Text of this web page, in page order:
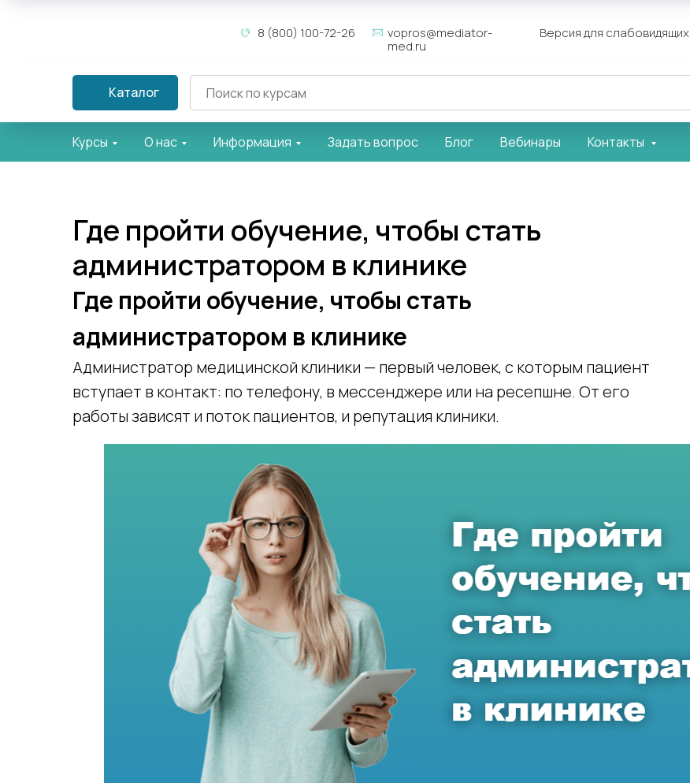
Версия для слабовидящих
8 (800) 100-72-26
vopros@mediator-
med.ru
Каталог
Курсы О нас Информация Задать вопрос Блог Вебинары Контакты
Где пройти обучение, чтобы стать
администратором в клинике
Где пройти обучение, чтобы стать
администратором в клинике
Администратор медицинской клиники — первый человек, с которым пациент
вступает в контакт: по телефону, в мессенджере или на ресепшне. От его
работы зависят и поток пациентов, и репутация клиники.